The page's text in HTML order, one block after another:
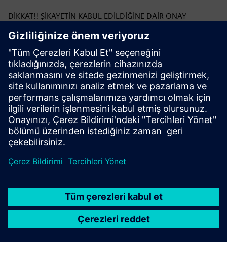
DİKKAT!! ŞİKAYETİN KABUL EDİLDİĞİNE DAİR ONAY
ŞİKAYET EDİLEN ÜRÜNÜN GÖNDERİLMESİ İÇİN DOĞRU
ADRESİ İÇERECEKTİR.
Formu göndererek Siemens Sp. şikayet prosedürünü
okuduğunuzu ve kabul ettiğinizi onaylamış olursunuz.
Formu doldurma ile ilgili herhangi bir sorunuz veya
endişeniz varsa, lütfen bizimle iletişime geçin:
ics.pl@siemens.com